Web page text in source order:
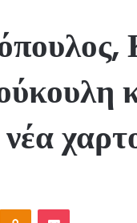
Odnoklassniki
Pocket